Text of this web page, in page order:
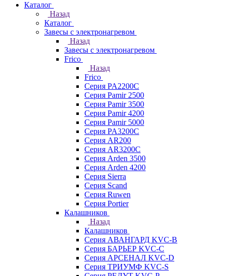
Каталог
Назад
Каталог
Завесы с электронагревом
Назад
Завесы с электронагревом
Frico
Назад
Frico
Серия PA2200C
Серия Pamir 2500
Серия Pamir 3500
Серия Pamir 4200
Серия Pamir 5000
Серия PA3200C
Серия AR200
Серия AR3200C
Серия Arden 3500
Серия Arden 4200
Серия Sierra
Серия Scand
Серия Ruwen
Серия Portier
Калашников
Назад
Калашников
Серия АВАНГАРД KVC-B
Серия БАРЬЕР KVC-C
Серия АРСЕНАЛ KVC-D
Серия ТРИУМФ KVC-S